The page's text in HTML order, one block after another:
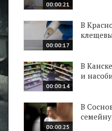
00:00:21
00:00:17
В
00:00:14
В
и
00:00:25
В